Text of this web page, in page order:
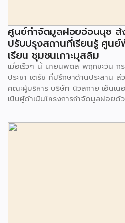
ศูนย์กำจัดมูลฝอยอ่อนนุช ส่
ปรับปรุงสถานที่เรียนรู้ ศูน
เรียน ชุมชนเกาะมุสลิม
เมื่อเร็วๆ นี้ นายนพดล พฤกษะวัน ก
ประชา เตรัช ที่ปรึกษาด้านประสาน
คณะผู้บริหาร บริษัท นิวสกาย เอ็นเ
เป็นผู้ดำเนินโครงการกำจัดมูลฝอยด้
มูลฝอยอ่อนนุช เป็นประธานในพิธีส่ง
ที่เรียนรู้ ศูนย์พัฒนาเด็กเล็ก ก่อนวัยเ